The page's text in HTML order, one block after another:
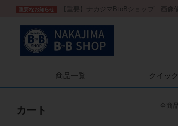
重要なお知らせ 【重要】ナカジマBtoBショップ 画像
商品一覧 クイック
全商
カート